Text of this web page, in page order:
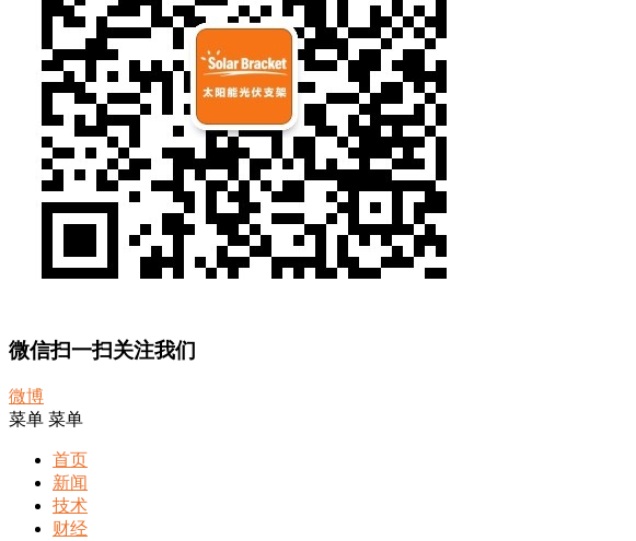
微信扫一扫关注我们
微博
菜单 菜单
首页
新闻
技术
财经